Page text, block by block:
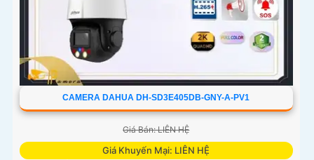
CAMERA DAHUA DH-SD3E405DB-GNY-A-PV1
Giá Bán: LIÊN HỆ
Giá Khuyến Mại: LIÊN HỆ